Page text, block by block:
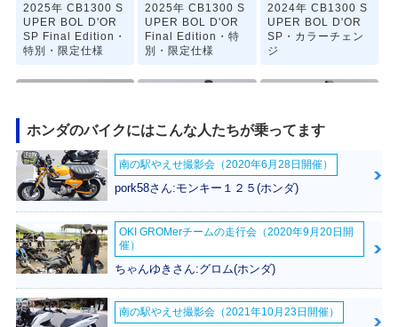
2025年 CB1300 S
UPER BOL D'OR
SP Final Edition・
特別・限定仕様
2025年 CB1300 S
UPER BOL D'OR
Final Edition・特
別・限定仕様
2024年 CB1300 S
UPER BOL D'OR
SP・カラーチェン
ジ
2023年 CB1300 S
UPER BOL D'O
R・カラーチェンジ
2023年 CB1300 S
UPER BOL D’OR
SP 30th Anniversa
ry・特別・限定仕様
2023年 CB1300 S
UPER BOL D'OR
SP・カラーチェン
ジ
ホンダのバイクにはこんな人たちが乗ってます
南の駅やえせ撮影会（2020年6月28日開催）
pork58さん:モンキー１２５(ホンダ)
OKI GROMerチームの走行会（2020年9月20日開
催）
ちゃんゆきさん:グロム(ホンダ)
南の駅やえせ撮影会（2021年10月23日開催）